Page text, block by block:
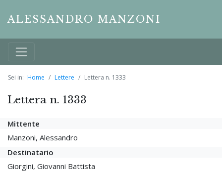
ALESSANDRO MANZONI
Sei in: Home Lettere Lettera n. 1333
Lettera n. 1333
Mittente
Manzoni, Alessandro
Destinatario
Giorgini, Giovanni Battista